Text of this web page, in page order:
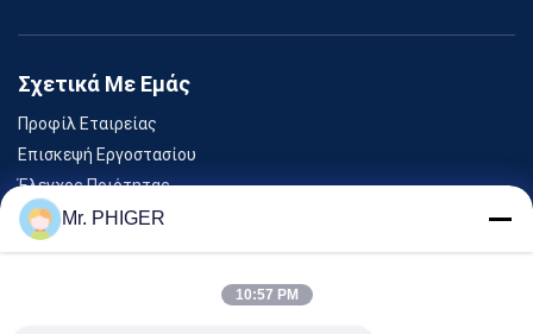
Σχετικά Με Εμάς
Προφίλ Εταιρείας
Επισκεψή Εργοστασίου
Έλεγχος Ποιότητας
SitemapMr. PHIGER
10:57 PM